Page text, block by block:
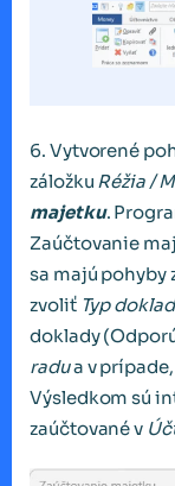
6. Vytvorené
záložku Réžia /
majetku.
Zaúčtovanie
sa majú pohyby
zvoliť Typ
doklady
radua v
Výsledkom sú
zaúčtované v